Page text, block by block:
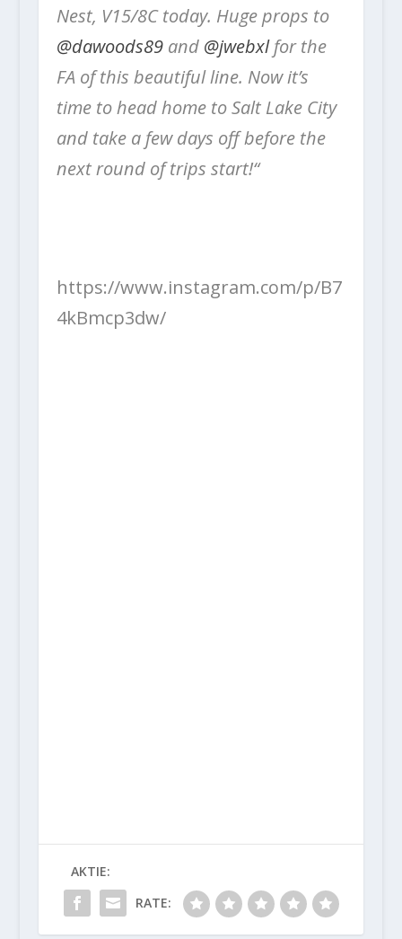
Nest, V15/8C today. Huge props to
@dawoods89and @jwebxlfor the
FA of this beautiful line. Now it’s
time to head home to Salt Lake City
and take a few days off before the
next round of trips start!“
https://www.instagram.com/p/B7
4kBmcp3dw/
AKTIE:
RATE: